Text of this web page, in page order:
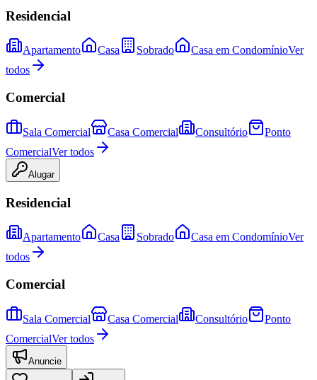
Residencial
Apartamento Casa Sobrado Casa em CondomínioVer
todos
Comercial
Sala Comercial Casa Comercial Consultório
Ponto
ComercialVer todos
Alugar
Residencial
Apartamento Casa Sobrado Casa em CondomínioVer
todos
Comercial
Sala Comercial Casa Comercial Consultório
Ponto
ComercialVer todos
Anuncie